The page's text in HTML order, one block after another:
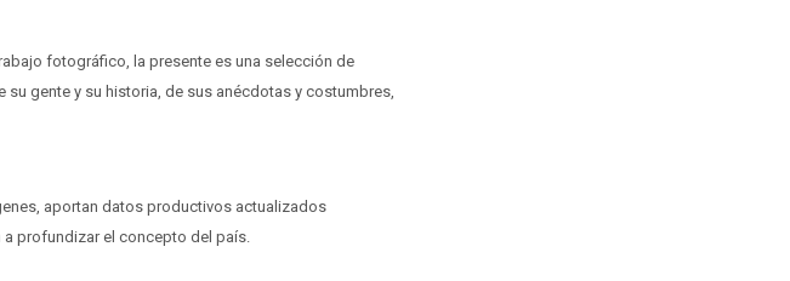
fotográfico, la presente es una selección de
gente y su historia, de sus anécdotas y costumbres,
aportan datos productivos actualizados
profundizar el concepto del país.